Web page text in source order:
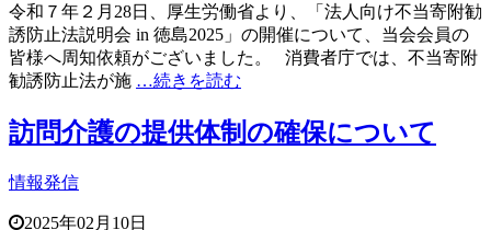
令和７年２月28日、厚生労働省より、「法人向け不当寄附勧
誘防止法説明会 in 徳島2025」の開催について、当会会員の
皆様へ周知依頼がございました。 消費者庁では、不当寄附
勧誘防止法が施 …続きを読む
訪問介護の提供体制の確保について
情報発信
2025年02月10日